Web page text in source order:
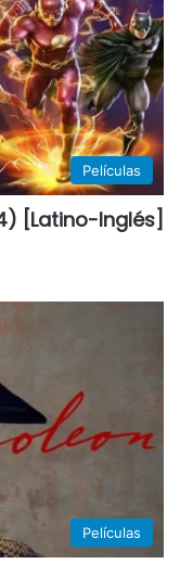
Películas
[Latino-Inglés]
Películas